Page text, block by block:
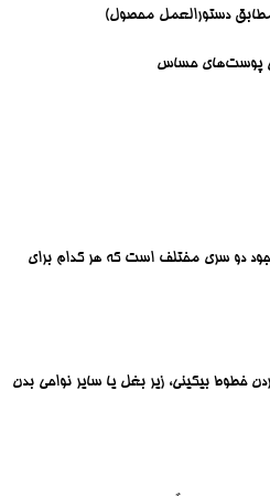
دستورالعمل محصول)
پوست‌های حساس
دو سری مختلف است که هر کدام برای
خطوط بیکینی، زیر بغل یا سایر نواحی بدن